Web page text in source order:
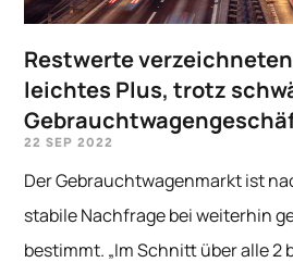
Restwerte
leichtes Plus, trotz
22 SEP 2022
Der Gebrauchtwagenmarkt ist
stabile Nachfrage bei weiterhin
bestimmt. „Im Schnitt über alle 2